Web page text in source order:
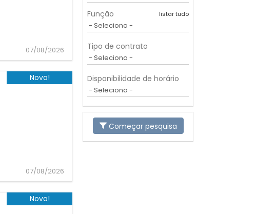
07/08/2026
Novo!
07/08/2026
Novo!
Função listar tudo
Tipo de contrato
Disponibilidade de horário
Começar pesquisa